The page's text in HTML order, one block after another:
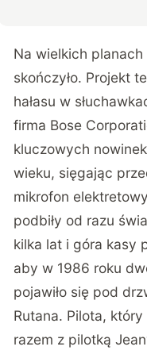
Na wielkich
skończyło. Projekt
hałasu w
firma Bose
kluczowych
wieku, sięgając
mikrofon
podbiły od razu
kilka lat i góra kasy
aby w 1986 roku
pojawiło się pod
Rutana. Pilota,
razem z pilotką